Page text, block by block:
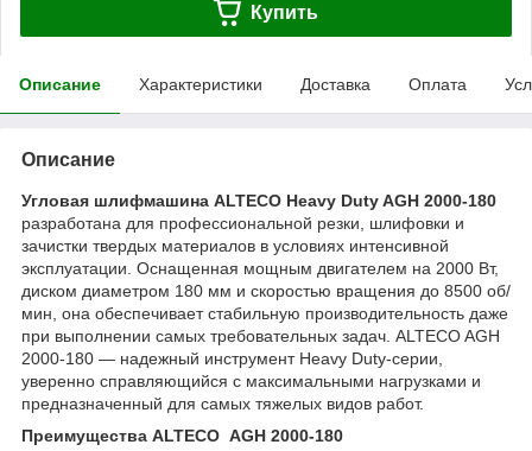
Купить
Описание Характеристики Доставка Оплата
Описание
Угловая шлифмашина ALTECO Heavy Duty AGH 2000-180
разработана для профессиональной резки, шлифовки и
зачистки твердых материалов в условиях интенсивной
эксплуатации. Оснащенная мощным двигателем на 2000 Вт,
диском диаметром 180 мм и скоростью вращения до 8500 об/
мин, она обеспечивает стабильную производительность даже
при выполнении самых требовательных задач. ALTECO AGH
2000-180 — надежный инструмент Heavy Duty-серии,
уверенно справляющийся с максимальными нагрузками и
предназначенный для самых тяжелых видов работ.
Преимущества ALTECO AGH 2000-180